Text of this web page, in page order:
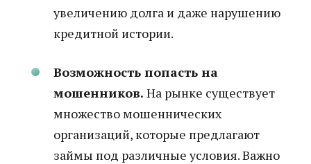
увеличению долга и даже нарушению
кредитной истории.
Возможность попасть на
мошенников. На рынке существует
множество мошеннических
организаций, которые предлагают
займы под различные условия. Важно